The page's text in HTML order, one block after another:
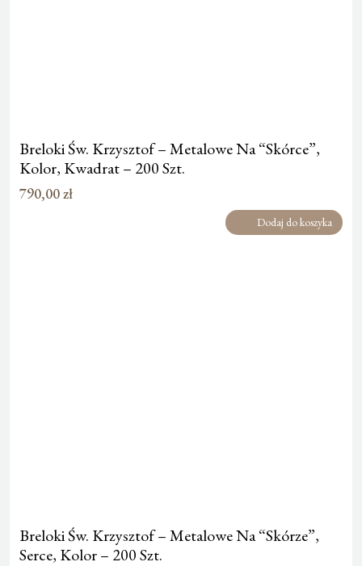
Breloki Św. Krzysztof – Metalowe Na “Skórce”,
Kolor, Kwadrat – 200 Szt.
790,00zł
Dodaj do koszyka
Breloki Św. Krzysztof – Metalowe Na “Skórze”,
Serce, Kolor – 200 Szt.